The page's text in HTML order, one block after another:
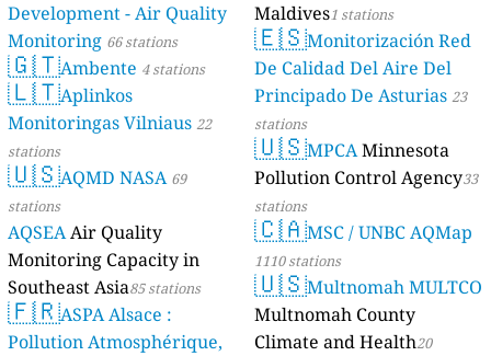
Development - Air Quality
Monitoring 66 stations
🇬🇹Ambente 4 stations
🇱🇹Aplinkos
Monitoringas Vilniaus 22
stations
🇺🇸AQMD NASA 69
stations
AQSEAAir Quality
Monitoring Capacity in
Southeast Asia85 stations
🇫🇷ASPA Alsace :
Pollution Atmosphérique,
Maldives1 stations
🇪🇸Monitorización Red
De Calidad Del Aire Del
Principado De Asturias 23
stations
🇺🇸MPCAMinnesota
Pollution Control Agency33
stations
🇨🇦MSC / UNBC AQMap
1110 stations
🇺🇸Multnomah MULTCO
Multnomah County
Climate and Health20